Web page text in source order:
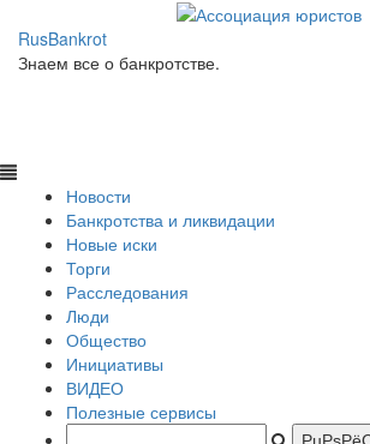
RusBankrot
Знаем все о банкротстве.
Новости
Банкротства и ликвидации
Новые иски
Торги
Расследования
Люди
Общество
Инициативы
ВИДЕО
Полезные сервисы